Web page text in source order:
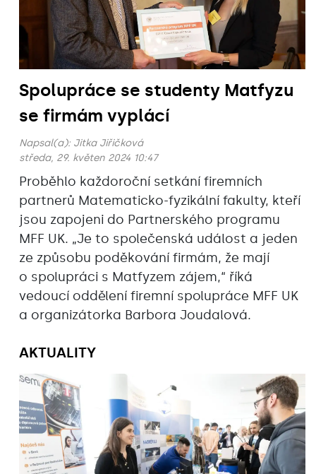
Spolupráce se studenty Matfyzu
se firmám vyplácí
Napsal(a): Jitka Jiřičková
středa, 29. květen 2024 10:47
Proběhlo každoroční setkání firemních
partnerů Matematicko-fyzikální fakulty, kteří
jsou zapojeni do Partnerského programu
MFF UK. „Je to společenská událost a jeden
ze způsobu poděkování firmám, že mají
o spolupráci s Matfyzem zájem,“ říká
vedoucí oddělení firemní spolupráce MFF UK
a organizátorka Barbora Joudalová.
AKTUALITY